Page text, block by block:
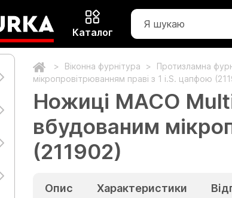
Каталог
Віконна фурнітура Протизламна
мікропровітрюванням праві з 1 i.S. цапфою
Ножиці МАСО Multi
вбудованим
(211902)
Опис Характеристики